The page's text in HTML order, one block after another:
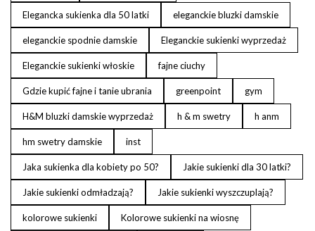
Elegancka sukienka dla 50 latki eleganckie bluzki damskie
eleganckie spodnie damskie Eleganckie sukienki wyprzedaż
Eleganckie sukienki włoskie fajne ciuchy
Gdzie kupić fajne i tanie ubrania greenpoint gym
H&M bluzki damskie wyprzedaż h & m swetry h anm
hm swetry damskie inst
Jaka sukienka dla kobiety po 50? Jakie sukienki dla 30 latki?
Jakie sukienki odmładzają? Jakie sukienki wyszczuplają?
kolorowe sukienki Kolorowe sukienki na wiosnę